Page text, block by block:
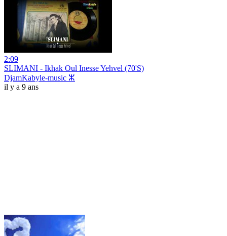
2:09
SLIMANI - Ikhak Oul Inesse Yehvel (70'S)
DjamKabyle-music ⵣ
il y a 9 ans